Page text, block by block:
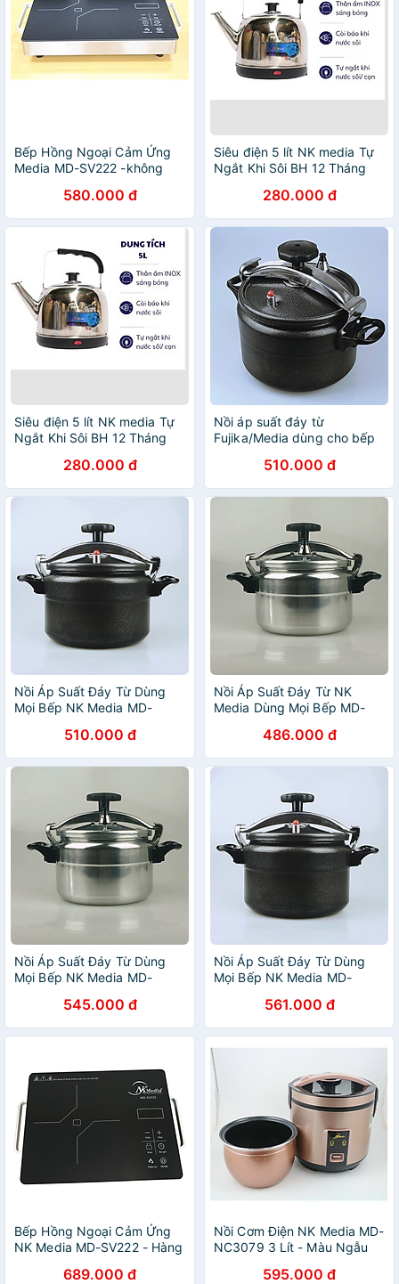
Bếp Hồng Ngoại Cảm Ứng
Media MD-SV222 -không
580.000 đ
Siêu điện 5 lít NK media Tự
Ngắt Khi Sôi BH 12 Tháng
280.000 đ
Siêu điện 5 lít NK media Tự
Ngắt Khi Sôi BH 12 Tháng
280.000 đ
Nồi áp suất đáy từ
Fujika/Media dùng cho bếp
510.000 đ
Nồi Áp Suất Đáy Từ Dùng
Mọi Bếp NK Media MD-
510.000 đ
Nồi Áp Suất Đáy Từ NK
Media Dùng Mọi Bếp MD-
Chính Hãng486.000 đ
Nồi Áp Suất Đáy Từ Dùng
Mọi Bếp NK Media MD-
545.000 đ
Nồi Áp Suất Đáy Từ Dùng
Mọi Bếp NK Media MD-
561.000 đ
Bếp Hồng Ngoại Cảm Ứng
NK Media MD-SV222 - Hàng
689.000 đ
Nồi Cơm Điện NK Media MD-
NC3079 3 Lít - Màu Ngẫu
595.000 đ